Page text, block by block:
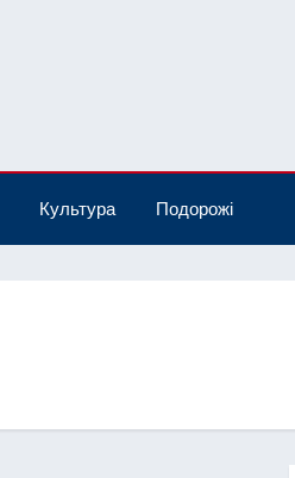
Культура Подорожі